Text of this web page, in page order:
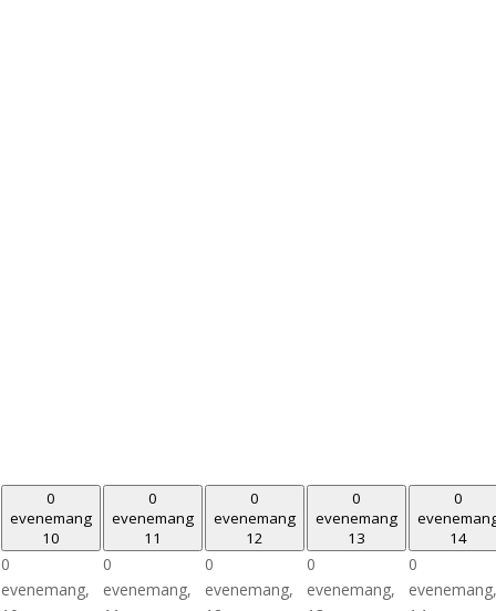
0
evenemang
10
0
evenemang,
0
evenemang
11
0
evenemang,
0
evenemang
12
0
evenemang,
0
evenemang
13
0
evenemang,
0
14
0
evenemang,